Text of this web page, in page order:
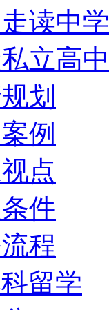
读中学
立高中
划
例
点
件
程
留学